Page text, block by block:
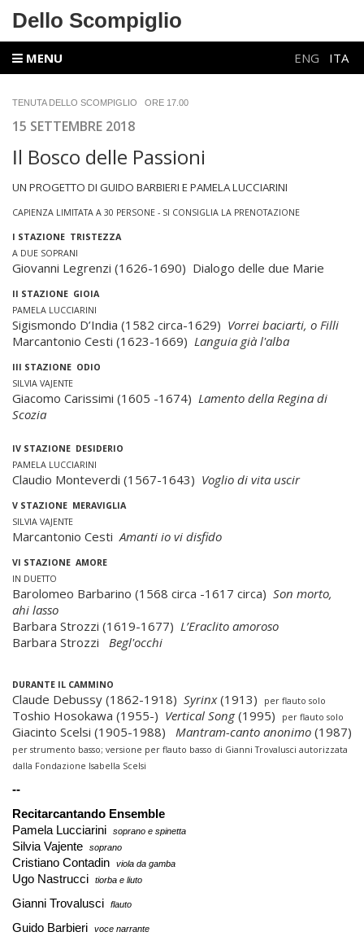
Dello Scompiglio
MENU ENG ITA
TENUTA DELLO SCOMPIGLIO ORE 17.00
15 SETTEMBRE 2018
Il Bosco delle Passioni
UN PROGETTO DI GUIDO BARBIERI E PAMELA LUCCIARINI
CAPIENZA LIMITATA A 30 PERSONE - SI CONSIGLIA LA PRENOTAZIONE
I STAZIONE TRISTEZZA
A DUE SOPRANI
Giovanni Legrenzi (1626-1690) Dialogo delle due Marie
II STAZIONE GIOIA
PAMELA LUCCIARINI
Sigismondo D’India (1582 circa-1629) Vorrei baciarti, o Filli
Marcantonio Cesti (1623-1669) Languia già l'alba
III STAZIONE ODIO
SILVIA VAJENTE
Giacomo Carissimi (1605 -1674) Lamento della Regina di
Scozia
IV STAZIONE DESIDERIO
PAMELA LUCCIARINI
Claudio Monteverdi (1567-1643) Voglio di vita uscir
V STAZIONE MERAVIGLIA
SILVIA VAJENTE
Marcantonio Cesti Amanti io vi disfido
VI STAZIONE AMORE
IN DUETTO
Barolomeo Barbarino (1568 circa -1617 circa) Son morto,
ahi lasso
Barbara Strozzi (1619-1677) L’Eraclito amoroso
Barbara Strozzi Begl'occhi
DURANTE IL CAMMINO
Claude Debussy (1862-1918) Syrinx(1913) per flauto solo
Toshio Hosokawa (1955-) Vertical Song(1995) per flauto solo
Giacinto Scelsi (1905-1988) Mantram-canto anonimo (1987)
per strumento basso; versione per flauto basso di Gianni Trovalusci autorizzata
dalla Fondazione Isabella Scelsi
--
Recitarcantando Ensemble
Pamela Lucciarini
soprano e spinetta
Silvia Vajente soprano
Cristiano Contadin viola da gamba
Ugo Nastrucci tiorba e liuto
Gianni Trovalusci flauto
Guido Barbieri voce narrante